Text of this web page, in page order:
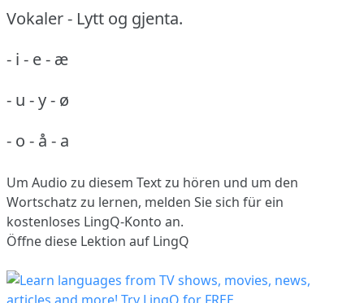
Vokaler - Lytt og gjenta.
- i - e - æ
- u - y - ø
- o - å - a
Um Audio zu diesem Text zu hören und um den
Wortschatz zu lernen, melden Sie sich für ein
kostenloses LingQ-Konto an.
Öffne diese Lektion auf LingQ